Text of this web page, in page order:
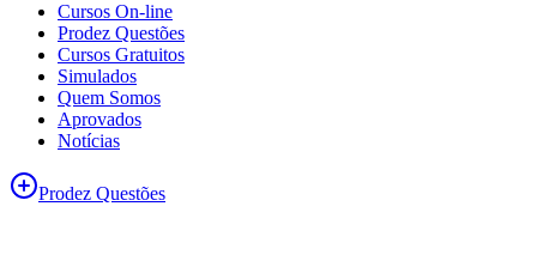
Cursos On-line
Prodez Questões
Cursos Gratuitos
Simulados
Quem Somos
Aprovados
Notícias
Prodez Questões